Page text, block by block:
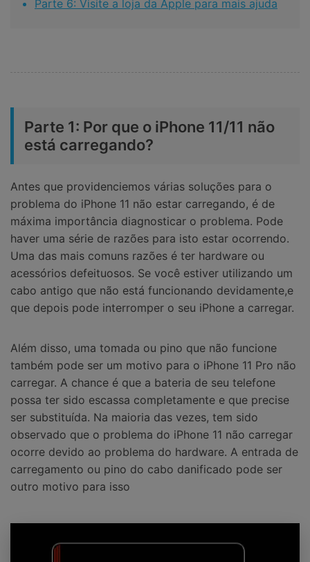
Parte 6: Visite a loja da Apple para mais ajuda
Parte 1: Por que o iPhone 11/11 não
está carregando?
Antes que providenciemos várias soluções para o
problema do iPhone 11 não estar carregando, é de
máxima importância diagnosticar o problema. Pode
haver uma série de razões para isto estar ocorrendo.
Uma das mais comuns razões é ter hardware ou
acessórios defeituosos. Se você estiver utilizando um
cabo antigo que não está funcionando devidamente,e
que depois pode interromper o seu iPhone a carregar.
Além disso, uma tomada ou pino que não funcione
também pode ser um motivo para o iPhone 11 Pro não
carregar. A chance é que a bateria de seu telefone
possa ter sido escassa completamente e que precise
ser substituída. Na maioria das vezes, tem sido
observado que o problema do iPhone 11 não carregar
ocorre devido ao problema do hardware. A entrada de
carregamento ou pino do cabo danificado pode ser
outro motivo para isso